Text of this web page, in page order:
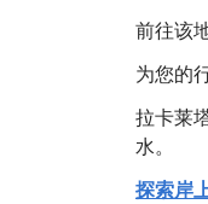
前往该
为您的
拉卡莱
水。
探索岸